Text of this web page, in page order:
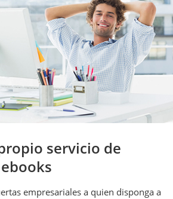
servicio de
empresariales a quien disponga a